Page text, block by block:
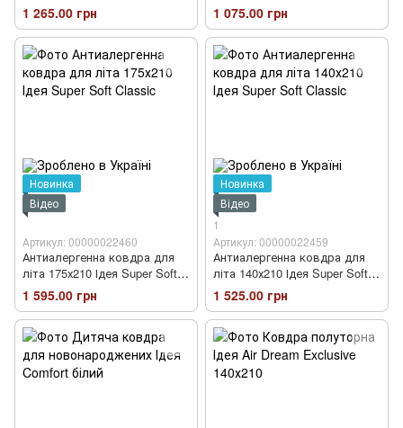
1 265.00 грн 1 075.00 грн
Новинка
Відео
Артикул: 00000022460
Антиалергенна ковдра для
літа 175х210 Ідея Super Soft
Classic
1 595.00 грн
Новинка
Відео
1
Артикул: 00000022459
Антиалергенна ковдра для
літа 140х210 Ідея Super Soft
Classic
1 525.00 грн